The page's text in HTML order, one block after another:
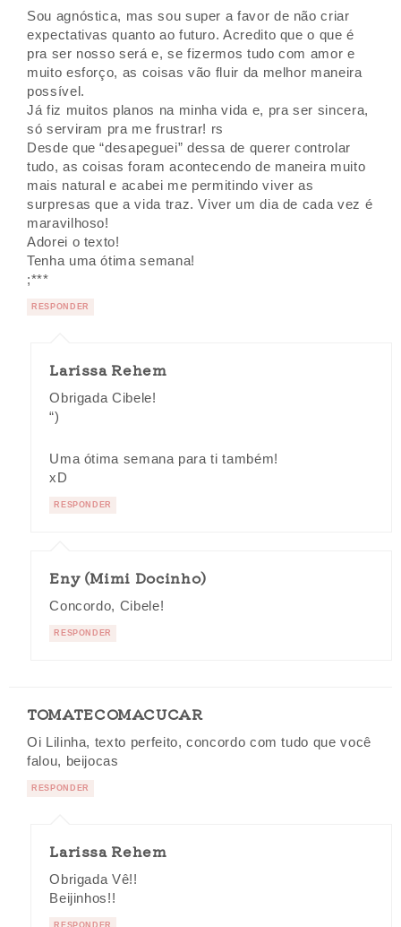
Sou agnóstica, mas sou super a favor de não criar
expectativas quanto ao futuro. Acredito que o que é
pra ser nosso será e, se fizermos tudo com amor e
muito esforço, as coisas vão fluir da melhor maneira
possível.
Já fiz muitos planos na minha vida e, pra ser sincera,
só serviram pra me frustrar! rs
Desde que “desapeguei” dessa de querer controlar
tudo, as coisas foram acontecendo de maneira muito
mais natural e acabei me permitindo viver as
surpresas que a vida traz. Viver um dia de cada vez é
maravilhoso!
Adorei o texto!
Tenha uma ótima semana!
;***
RESPONDER
Larissa Rehem
Obrigada Cibele!
“)
Uma ótima semana para ti também!
xD
RESPONDER
Eny (Mimi Docinho)
Concordo, Cibele!
RESPONDER
TOMATECOMACUCAR
Oi Lilinha, texto perfeito, concordo com tudo que você
falou, beijocas
RESPONDER
Larissa Rehem
Obrigada Vê!!
Beijinhos!!